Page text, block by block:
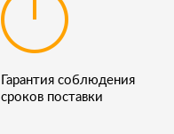
Гарантия соблюдения
сроков поставки